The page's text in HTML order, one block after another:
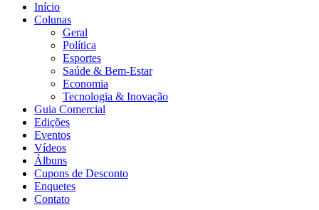
Início
Colunas
Geral
Política
Esportes
Saúde & Bem-Estar
Economia
Tecnologia & Inovação
Guia Comercial
Edições
Eventos
Vídeos
Álbuns
Cupons de Desconto
Enquetes
Contato